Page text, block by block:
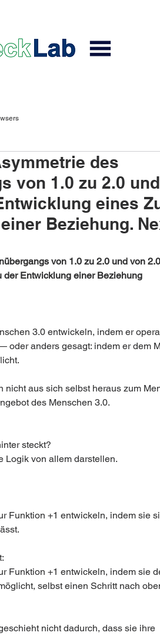
des
von 1.0 zu 2.0
eines
Beziehung.
von 1.0 zu 2.0 und von
Entwicklung einer Beziehung
3.0 entwickeln, indem er
oder anders gesagt: indem er dem
nicht aus sich selbst heraus zum
des Menschen 3.0.
steckt?
Logik von allem darstellen.
Funktion +1 entwickeln, indem sie
Funktion +1 entwickeln, indem sie
selbst einen Schritt nach
nicht dadurch, dass sie ihre